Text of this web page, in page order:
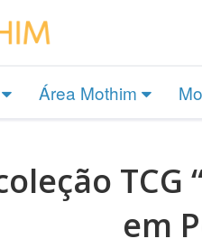
Área Mothim
TCG
em